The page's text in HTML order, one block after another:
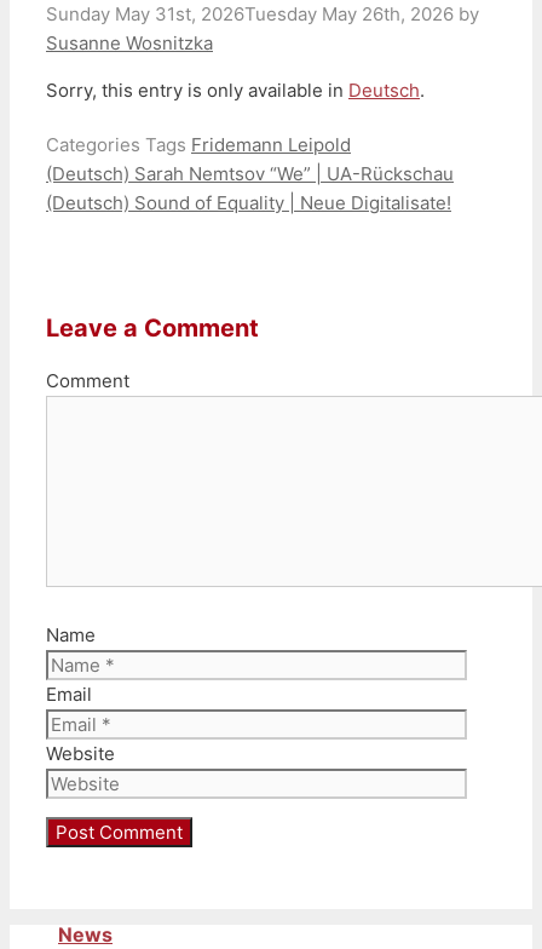
Sunday May 31st, 2026Tuesday May 26th, 2026 by
Susanne Wosnitzka
Sorry, this entry is only available in Deutsch.
Categories Tags Fridemann Leipold
(Deutsch) Sarah Nemtsov “We” | UA-Rückschau
(Deutsch) Sound of Equality | Neue Digitalisate!
Leave a Comment
Comment
Name
Email
Website
News